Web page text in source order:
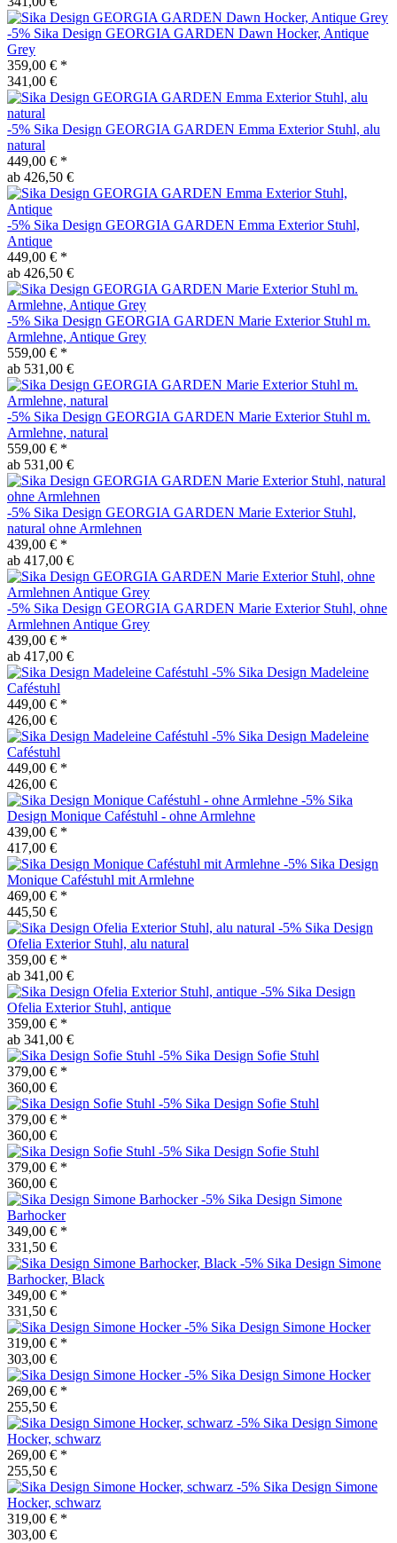
-5% Sika Design GEORGIA GARDEN Dawn Hocker, Antique
Grey
359,00 € *
341,00 €
-5% Sika Design GEORGIA GARDEN Emma Exterior Stuhl, alu
natural
449,00 € *
ab 426,50 €
-5% Sika Design GEORGIA GARDEN Emma Exterior Stuhl,
Antique
449,00 € *
ab 426,50 €
-5% Sika Design GEORGIA GARDEN Marie Exterior Stuhl m.
Armlehne, Antique Grey
559,00 € *
ab 531,00 €
-5% Sika Design GEORGIA GARDEN Marie Exterior Stuhl m.
Armlehne, natural
559,00 € *
ab 531,00 €
-5% Sika Design GEORGIA GARDEN Marie Exterior Stuhl,
natural ohne Armlehnen
439,00 € *
ab 417,00 €
-5% Sika Design GEORGIA GARDEN Marie Exterior Stuhl, ohne
Armlehnen Antique Grey
439,00 € *
ab 417,00 €
-5% Sika Design Madeleine
Caféstuhl
449,00 € *
426,00 €
-5% Sika Design Madeleine
Caféstuhl
449,00 € *
426,00 €
-5% Sika
Design Monique Caféstuhl - ohne Armlehne
439,00 € *
417,00 €
-5% Sika Design
Monique Caféstuhl mit Armlehne
469,00 € *
445,50 €
-5% Sika Design
Ofelia Exterior Stuhl, alu natural
359,00 € *
ab 341,00 €
-5% Sika Design
Ofelia Exterior Stuhl, antique
359,00 € *
ab 341,00 €
-5% Sika Design Sofie Stuhl
379,00 € *
360,00 €
-5% Sika Design Sofie Stuhl
379,00 € *
360,00 €
-5% Sika Design Sofie Stuhl
379,00 € *
360,00 €
-5% Sika Design Simone
Barhocker
349,00 € *
331,50 €
-5% Sika Design Simone
Barhocker, Black
349,00 € *
331,50 €
-5% Sika Design Simone Hocker
319,00 € *
303,00 €
-5% Sika Design Simone Hocker
269,00 € *
255,50 €
-5% Sika Design Simone
Hocker, schwarz
269,00 € *
255,50 €
-5% Sika Design Simone
Hocker, schwarz
319,00 € *
303,00 €